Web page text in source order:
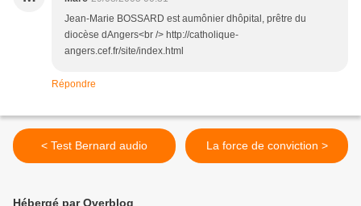
Jean-Marie BOSSARD est aumônier dhôpital, prêtre du
diocèse dAngers<br /> http://catholique-
angers.cef.fr/site/index.html
Répondre
< Test Bernard audio La force de conviction >
Hébergé par Overblog